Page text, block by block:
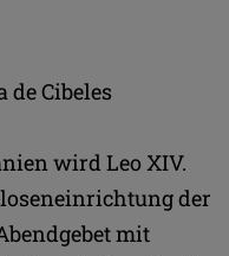
de Cibeles
wird Leo XIV.
der
mit